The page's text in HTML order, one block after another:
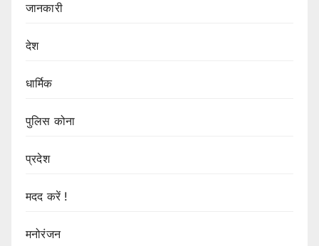
जानकारी
देश
धार्मिक
पुलिस कोना
प्रदेश
मदद करें !
मनोरंजन